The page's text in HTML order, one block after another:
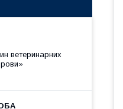
ветеринарних